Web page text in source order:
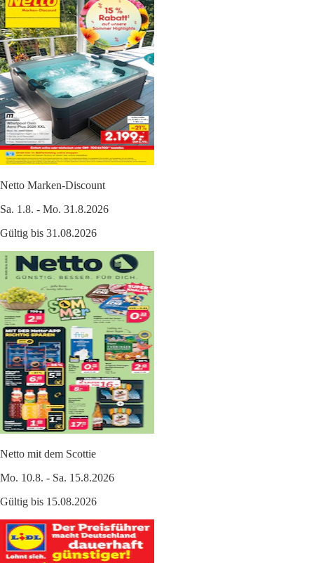
Netto Marken-Discount
Sa. 1.8. - Mo. 31.8.2026
Gültig bis 31.08.2026
Netto mit dem Scottie
Mo. 10.8. - Sa. 15.8.2026
Gültig bis 15.08.2026